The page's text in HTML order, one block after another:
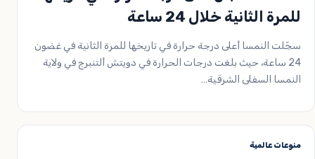
للمرة الثانية خلال 24 ساعة
سجّلت النمسا أعلى درجة حرارة في تاريخها للمرة الثانية في غضون
24 ساعة، حيث بلغت درجات الحرارة في دويتش ألتنبرج في ولاية
النمسا السفلى الشرقية…
منوعات عالمية